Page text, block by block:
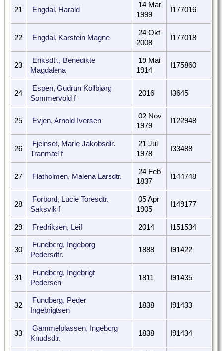
21 Engdal, Harald
14 Mar
1999
I177016
22 Engdal, Karstein Magne
24 Okt
2008
I177018
23
Eriksdtr., Benedikte
Magdalena
19 Mai
1914
I175860
24
Espen, Gudrun Kollbjørg
Sommervold f
2016 I3645
25 Evjen, Arnold Iversen
02 Nov
1979
I122948
26
Fjelnset, Marie Jakobsdtr.
Tranmæl f
21 Jul
1978
I33488
27 Flatholmen, Malena Larsdtr.
24 Feb
1837
I144748
28
Forbord, Lucie Toresdtr.
Saksvik f
05 Apr
1905
I149177
29 Fredriksen, Leif 2014 I151534
30
Fundberg, Ingeborg
Pedersdtr.
1888 I91422
31
Fundberg, Ingebrigt
Pedersen
1811 I91435
32
Fundberg, Peder
Ingebrigtsen
1838 I91433
33
Gammelplassen, Ingeborg
Knudsdtr.
1838 I91434